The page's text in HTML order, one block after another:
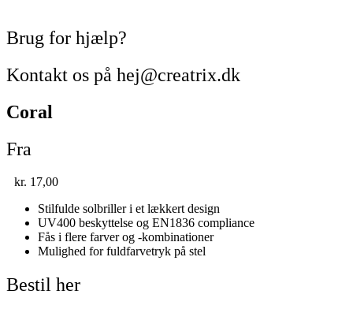
Brug for hjælp?
Kontakt os på hej@creatrix.dk
Coral
Fra
kr. 17,00
Stilfulde solbriller i et lækkert design
UV400 beskyttelse og EN1836 compliance
Fås i flere farver og -kombinationer
Mulighed for fuldfarvetryk på stel
Bestil her